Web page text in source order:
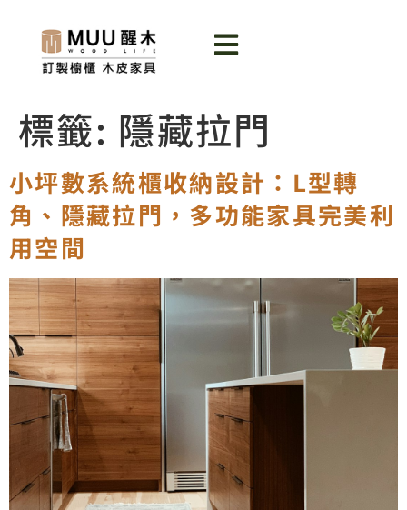
標籤: 隱藏拉門
小坪數系統櫃收納設計：L型轉
角、隱藏拉門，多功能家具完美利
用空間